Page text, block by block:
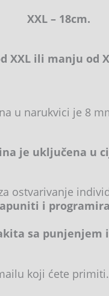
– 18cm.
XXL ili manju od
u narukvici je 8
je uključena u
ostvarivanje
i
sa punjenjem
koji ćete primiti.